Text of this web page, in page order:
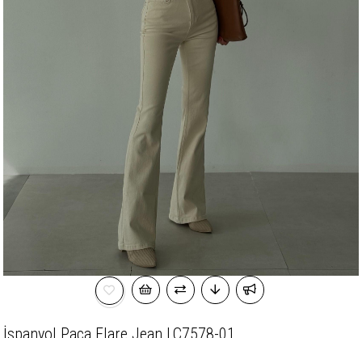
İspanyol Paça Flare Jean LC7578-01